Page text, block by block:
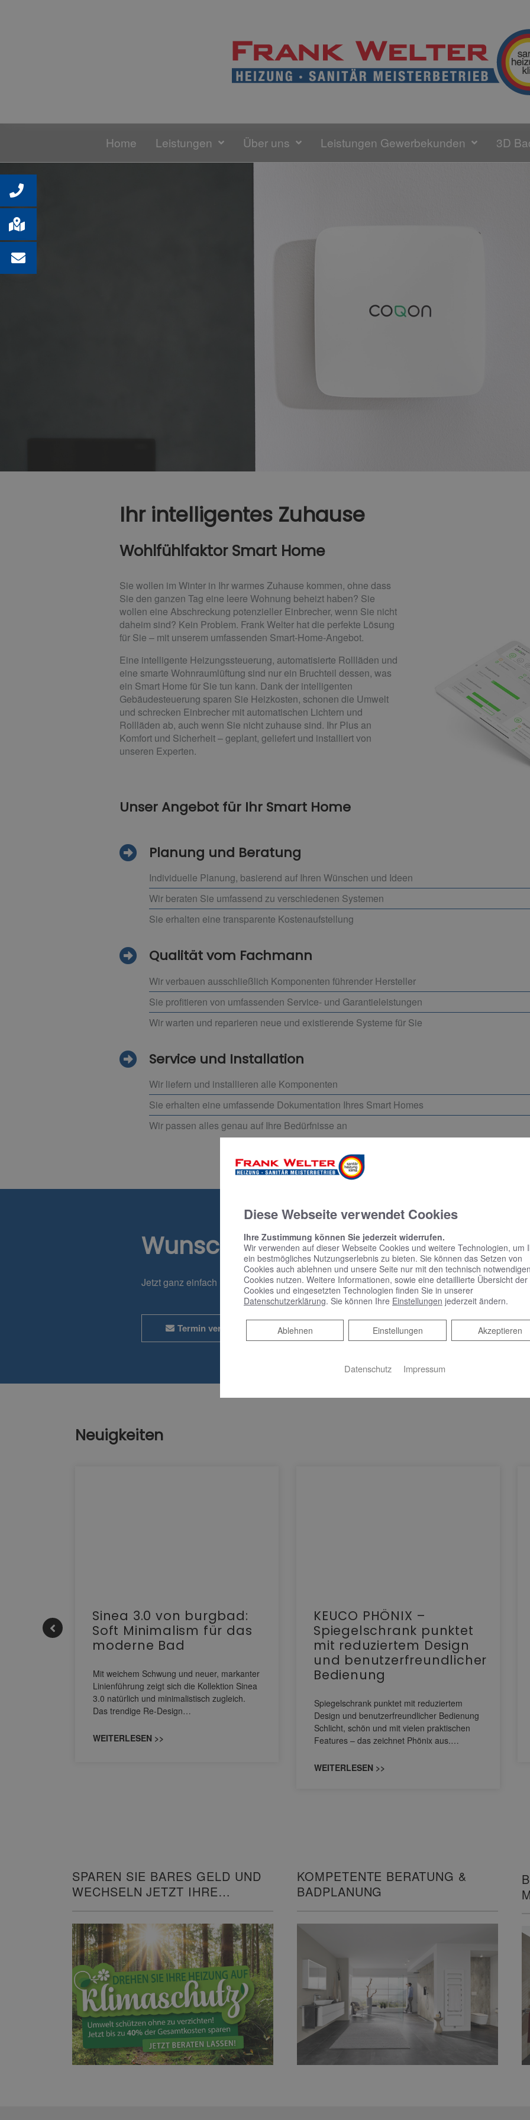
Home Leistungen Über uns Leistungen Gewerbekunden 3D
Ihr intelligentes Zuhause
Wohlfühlfaktor Smart Home
Sie wollen im Winter in Ihr warmes Zuhause kommen, ohne dass
Sie den ganzen Tag eine leere Wohnung beheizt haben? Sie
wollen eine Abschreckung potenzieller Einbrecher, wenn Sie nicht
daheim sind? Kein Problem. Frank Welter hat die perfekte Lösung
für Sie – mit unserem umfassenden Smart-Home-Angebot.
Eine intelligente Heizungssteuerung, automatisierte Rollläden und
eine smarte Wohnraumlüftung sind nur ein Bruchteil dessen, was
ein Smart Home für Sie tun kann. Dank der intelligenten
Gebäudesteuerung sparen Sie Heizkosten, schonen die Umwelt
und schrecken Einbrecher mit automatischen Lichtern und
Rollläden ab, auch wenn Sie nicht zuhause sind. Ihr Plus an
Komfort und Sicherheit – geplant, geliefert und installiert von
unseren Experten.
Unser Angebot für Ihr Smart Home
Planung und Beratung
Individuelle Planung, basierend auf Ihren Wünschen und Ideen
Wir beraten Sie umfassend zu verschiedenen Systemen
Sie erhalten eine transparente Kostenaufstellung
Qualität vom Fachmann
Wir verbauen ausschließlich Komponenten führender Hersteller
Sie profitieren von umfassenden Service- und Garantieleistungen
Wir warten und reparieren neue und existierende Systeme für Sie
Service und Installation
Wir liefern und installieren alle Komponenten
Sie erhalten eine umfassende Dokumentation Ihres Smart Homes
Wir passen alles genau auf Ihre Bedürfnisse an
Wunschtermin
Jetzt ganz einfach und bequem Online Termine anfragen!
Termin vereinbaren
Neuigkeiten
Sinea 3.0 von burgbad:
Soft Minimalism für das
moderne Bad
Mit weichem Schwung und neuer, markanter
Linienführung zeigt sich die Kollektion Sinea
3.0 natürlich und minimalistisch zugleich.
Das trendige Re-Design…
WEITERLESEN >>
KEUCO PHÖNIX –
Spiegelschrank punktet
mit reduziertem Design
und benutzerfreundlicher
Bedienung
Spiegelschrank punktet mit reduziertem
Design und benutzerfreundlicher Bedienung
Schlicht, schön und mit vielen praktischen
Features – das zeichnet Phönix aus.…
WEITERLESEN >>
SPAREN SIE BARES GELD UND
WECHSELN JETZT IHRE
KOMPETENTE BERATUNG &
BADPLANUNG
Diese Webseite verwendet Cookies
Ihre Zustimmung können Sie jederzeit widerrufen.
Wir verwenden auf dieser Webseite Cookies und weitere Technologien, um
ein bestmögliches Nutzungserlebnis zu bieten. Sie können das Setzen von
Cookies auch ablehnen und unsere Seite nur mit den technisch notwendigen
Cookies nutzen. Weitere Informationen, sowie eine detaillierte Übersicht der
Cookies und eingesetzten Technologien finden Sie in unserer
Datenschutzerklärung. Sie können Ihre Einstellungen jederzeit ändern.
Akzeptieren
Einstellungen
Ablehnen
Ablehnen
Datenschutz Impressum